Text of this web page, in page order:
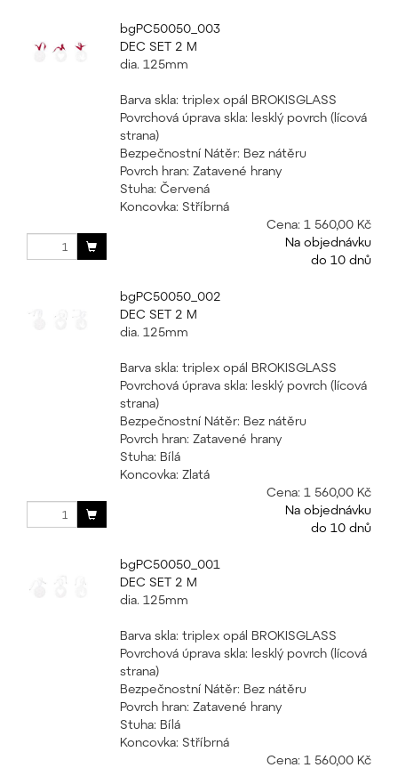
bgPC50050_003
DEC SET 2 M
dia. 125mm
Barva skla: triplex opál BROKISGLASS
Povrchová úprava skla: lesklý povrch (lícová
strana)
Bezpečnostní Nátěr: Bez nátěru
Povrch hran: Zatavené hrany
Stuha: Červená
Koncovka: Stříbrná
Cena: 1 560,00 Kč
Na objednávku
do 10 dnů
bgPC50050_002
DEC SET 2 M
dia. 125mm
Barva skla: triplex opál BROKISGLASS
Povrchová úprava skla: lesklý povrch (lícová
strana)
Bezpečnostní Nátěr: Bez nátěru
Povrch hran: Zatavené hrany
Stuha: Bílá
Koncovka: Zlatá
Cena: 1 560,00 Kč
Na objednávku
do 10 dnů
bgPC50050_001
DEC SET 2 M
dia. 125mm
Barva skla: triplex opál BROKISGLASS
Povrchová úprava skla: lesklý povrch (lícová
strana)
Bezpečnostní Nátěr: Bez nátěru
Povrch hran: Zatavené hrany
Stuha: Bílá
Koncovka: Stříbrná
Cena: 1 560,00 Kč